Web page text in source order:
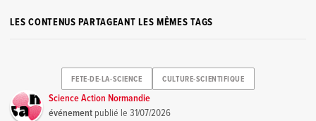
LES CONTENUS PARTAGEANT LES MÊMES TAGS
FETE-DE-LA-SCIENCE CULTURE-SCIENTIFIQUE
Science Action Normandie
événement publié le31/07/2026